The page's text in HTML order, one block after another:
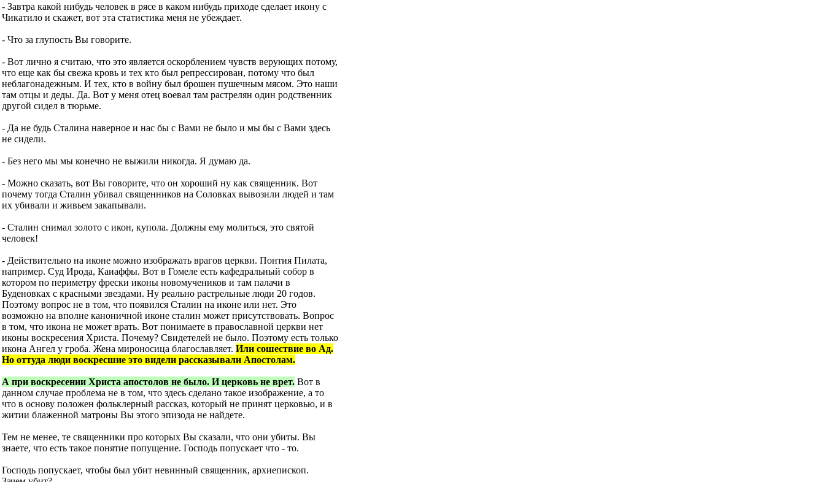
- Завтра какой нибудь человек в рясе в каком нибудь приходе сделает икону с
Чикатило и скажет, вот эта статистика меня не убеждает.
- Что за глупость Вы говорите.
- Вот лично я считаю, что это является оскорблением чувств верующих потому,
что еще как бы свежа кровь и тех кто был репрессирован, потому что был
неблагонадежным. И тех, кто в войну был брошен пушечным мясом. Это наши
там отцы и деды. Да. Вот у меня отец воевал там растрелян один родственник
другой сидел в тюрьме.
- Да не будь Сталина наверное и нас бы с Вами не было и мы бы с Вами здесь
не сидели.
- Без него мы мы конечно не выжили никогда. Я думаю да.
- Можно сказать, вот Вы говорите, что он хороший ну как священник. Вот
почему тогда Сталин убивал священников на Соловках вывозили людей и там
их убивали и живьем закапывали.
- Сталин снимал золото с икон, купола. Должны ему молиться, это святой
человек!
- Действительно на иконе можно изображать врагов церкви. Понтия Пилата,
например. Суд Ирода, Каиаффы. Вот в Гомеле есть кафедральный собор в
котором по периметру фрески иконы новомучеников и там палачи в
Буденовках с красными звездами. Ну реально растрельные люди 20 годов.
Поэтому вопрос не в том, что появился Сталин на иконе или нет. Это
возможно на вполне каноничной иконе сталин может присутствовать. Вопрос
в том, что икона не может врать. Вот понимаете в православной церкви нет
иконы воскресения Христа. Почему? Свидетелей не было. Поэтому есть только
икона Ангел у гроба. Жена мироносица благославляет. Или сошествие во Ад.
Но оттуда люди воскресшие это видели рассказывали Апостолам.
А при воскресении Христа апостолов не было. И церковь не врет. Вот в
данном случае проблема не в том, что здесь сделано такое изображение, а то
что в основу положен фольклерный рассказ, который не принят церковью, и в
житии блаженной матроны Вы этого эпизода не найдете.
Тем не менее, те священники про которых Вы сказали, что они убиты. Вы
знаете, что есть такое понятие попущение. Господь попускает что - то.
Господь попускает, чтобы был убит невинный священник, архиепископ.